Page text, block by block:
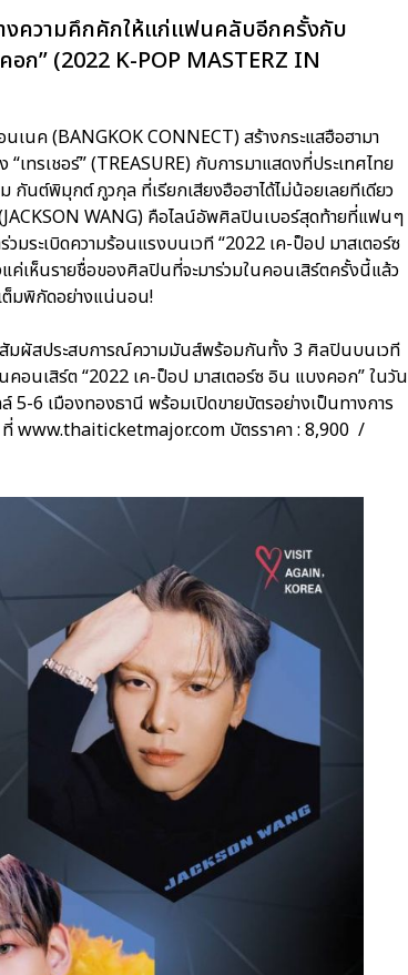
งความคึกคักให้แก่แฟนคลับอีกครั้งกับ
ก” (2022 K-POP MASTERZ IN
นค (BANGKOK CONNECT) สร้างกระแสฮือฮามา
ทรเชอร์” (TREASURE) กับการมาแสดงที่ประเทศไทย
นต์พิมุกต์ ภูวกุล ที่เรียกเสียงฮือฮาได้ไม่น้อยเลยทีเดียว
WANG) คือไลน์อัพศิลปินเบอร์สุดท้ายที่แฟนๆ
มระเบิดความร้อนแรงบนเวที “2022 เค-ป็อป มาสเตอร์ซ
ค่เห็นรายชื่อของศิลปินที่จะมาร่วมในคอนเสิร์ตครั้งนี้แล้ว
ต็มพิกัดอย่างแน่นอน!
สัมผัสประสบการณ์ความมันส์พร้อมกันทั้ง 3 ศิลปินบนเวที
คอนเสิร์ต “2022 เค-ป็อป มาสเตอร์ซ อิน แบงคอก” ในวัน
6 เมืองทองธานี พร้อมเปิดขายบัตรอย่างเป็นทางการ
ที่ www.thaiticketmajor.com บัตรราคา : 8,900 /